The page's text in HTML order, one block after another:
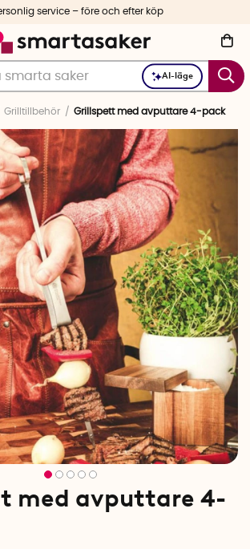
AI-läge
service – före och efter köp
Grilltillbehör Grillspett med avputtare 4-pack
med avputtare 4-